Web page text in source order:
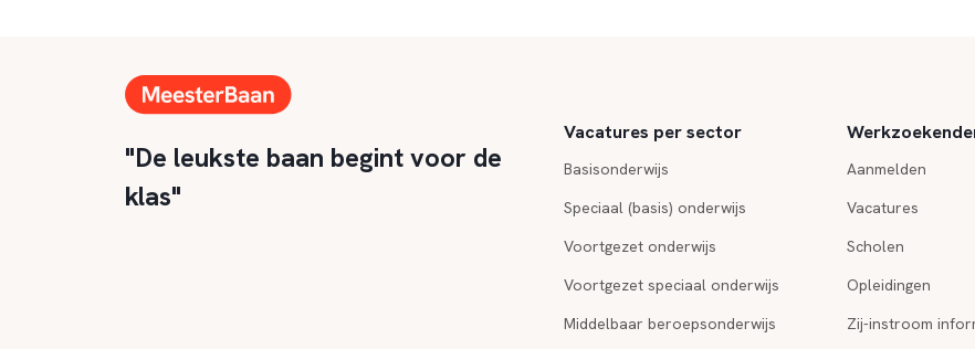
"De leukste baan begint voor de
klas"
Vacatures per sector
Basisonderwijs
Speciaal (basis) onderwijs
Voortgezet onderwijs
Voortgezet speciaal onderwijs
Middelbaar beroepsonderwijs
Aanmelden
Vacatures
Scholen
Opleidingen
Zij-instroom